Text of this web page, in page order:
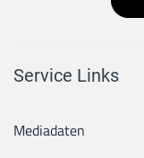
Service Links
Mediadaten